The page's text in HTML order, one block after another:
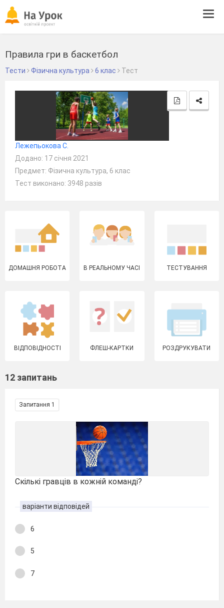
Правила гри в баскетбол
Тести Фізична культура 6 клас Тест
Лежепьокова С.
Додано: 17 січня 2021
Предмет: Фізична культура, 6 клас
Тест виконано: 3948 разів
ДОМАШНЯ РОБОТА В РЕАЛЬНОМУ ЧАСІ ТЕСТУВАННЯ
ВІДПОВІДНОСТІ ФЛЕШ-КАРТКИ РОЗДРУКУВАТИ
12 запитань
Запитання 1
Скількі гравців в кожній команді?
варіанти відповідей
6
5
7